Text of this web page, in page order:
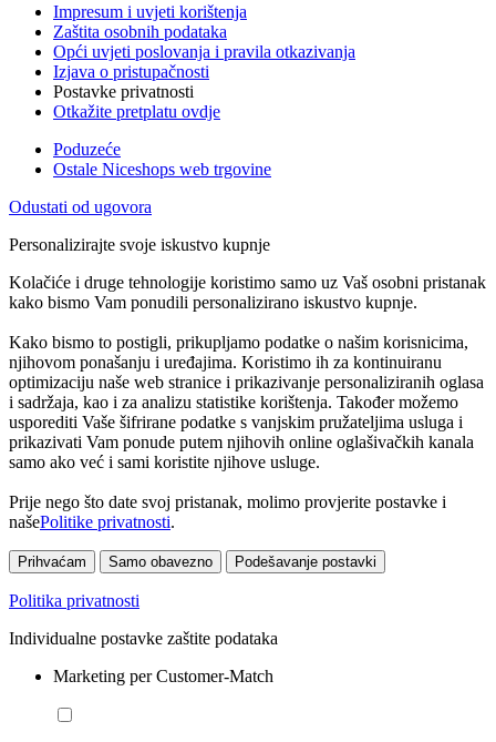
Impresum i uvjeti korištenja
Zaštita osobnih podataka
Opći uvjeti poslovanja i pravila otkazivanja
Izjava o pristupačnosti
Postavke privatnosti
Otkažite pretplatu ovdje
Poduzeće
Ostale Niceshops web trgovine
Odustati od ugovora
Personalizirajte svoje iskustvo kupnje
Kolačiće i druge tehnologije koristimo samo uz Vaš osobni pristanak
kako bismo Vam ponudili personalizirano iskustvo kupnje.
Kako bismo to postigli, prikupljamo podatke o našim korisnicima,
njihovom ponašanju i uređajima. Koristimo ih za kontinuiranu
optimizaciju naše web stranice i prikazivanje personaliziranih oglasa
i sadržaja, kao i za analizu statistike korištenja. Također možemo
usporediti Vaše šifrirane podatke s vanjskim pružateljima usluga i
prikazivati Vam ponude putem njihovih online oglašivačkih kanala
samo ako već i sami koristite njihove usluge.
Prije nego što date svoj pristanak, molimo provjerite postavke i
našePolitike privatnosti.
Prihvaćam Samo obavezno Podešavanje postavki
Politika privatnosti
Individualne postavke zaštite podataka
Marketing per Customer-Match